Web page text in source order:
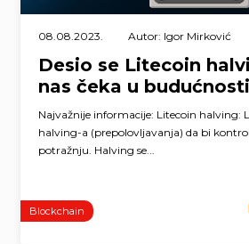
08.08.2023. Autor: Igor Mirković
Desio se Litecoin
nas čeka u
Najvažnije informacije: Litecoin halving:
halving-a (prepolovljavanja) da bi
potražnju. Halving se...
Blockchain